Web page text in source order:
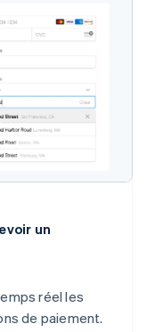
un
réel les
de paiement.